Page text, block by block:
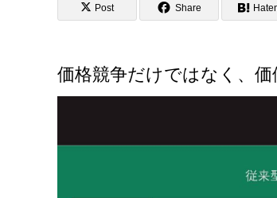
Post Share
価格競争だけではなく、